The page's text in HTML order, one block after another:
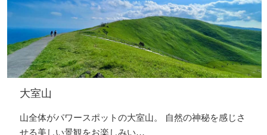
大室山
山全体がパワースポットの大室山。 自然の神秘を感じさ
せる美しい景観をお楽しみい…